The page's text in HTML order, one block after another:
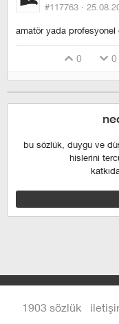
#117763 ·
amatör yada
0 0
bu sözlük, duygu ve
hislerini
1903 sözlük